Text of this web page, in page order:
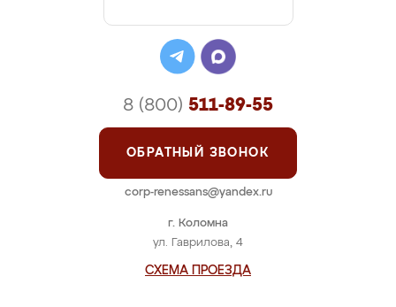
г. Коломна
ул. Гаврилова, 4
СХЕМА ПРОЕЗДА
8 (800) 511-89-55
ОБРАТНЫЙ ЗВОНОК
corp-renessans@yandex.ru